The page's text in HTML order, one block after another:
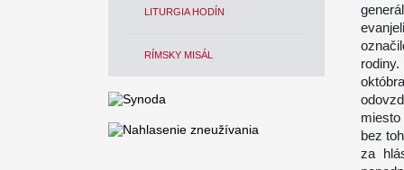
LITURGIA HODÍN
RÍMSKY MISÁL
bez
za